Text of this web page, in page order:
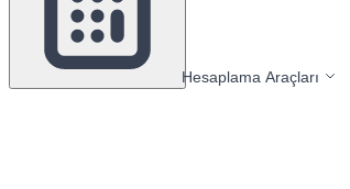
Hesaplama Araçları